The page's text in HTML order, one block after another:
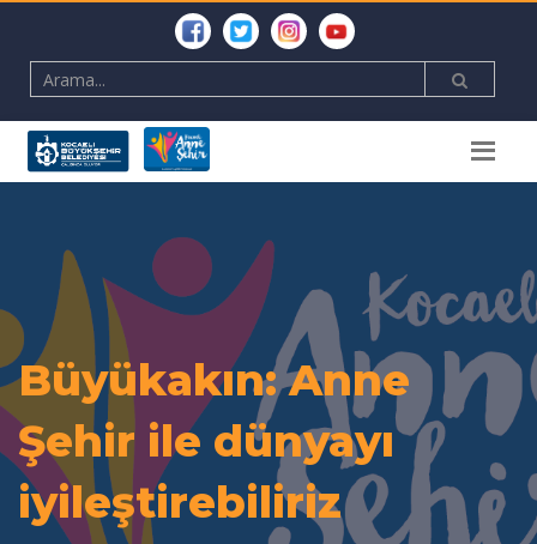
Büyükakın: Anne
Şehir ile dünyayı
iyileştirebiliriz